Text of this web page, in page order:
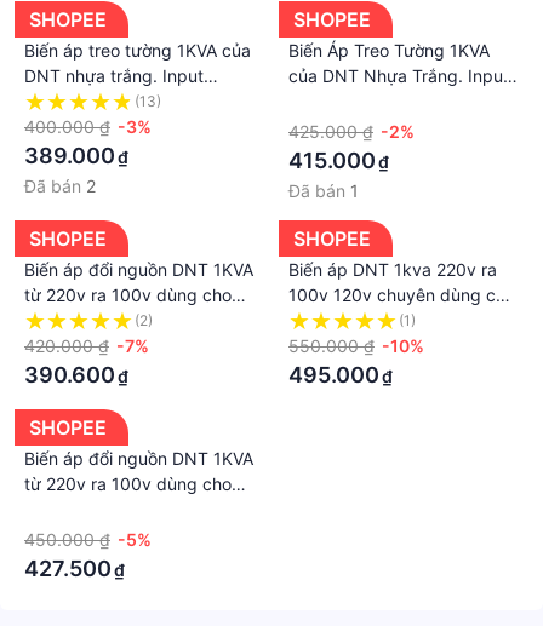
SHOPEE
Biến áp treo tường 1KVA của
DNT nhựa trắng. Input
220V- Output 120V-100V
(13)
400.000 ₫ -3%
389.000₫
Đã bán 2
SHOPEE
Biến Áp Treo Tường 1KVA
của DNT Nhựa Trắng. Input
425.000 ₫ -2%
415.000₫
Đã bán 1
SHOPEE
Biến áp đổi nguồn DNT 1KVA
từ 220v ra 100v dùng cho
đồ nội địa Nhật Bản
(2)
420.000 ₫ -7%
390.600₫
SHOPEE
Biến áp DNT 1kva 220v ra
100v 120v chuyên dùng cho
thiết bị điện gia dụng Nhật
bản Mỹ và Châu Âu 120v
(1)
550.000 ₫ -10%
495.000₫
SHOPEE
Biến áp đổi nguồn DNT 1KVA
từ 220v ra 100v dùng cho
450.000 ₫ -5%
427.500₫